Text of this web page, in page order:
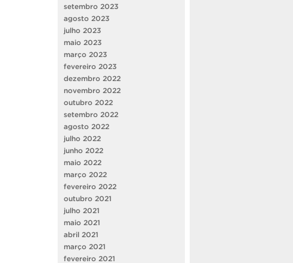
setembro 2023
agosto 2023
julho 2023
maio 2023
março 2023
fevereiro 2023
dezembro 2022
novembro 2022
outubro 2022
setembro 2022
agosto 2022
julho 2022
junho 2022
maio 2022
março 2022
fevereiro 2022
outubro 2021
julho 2021
maio 2021
abril 2021
março 2021
fevereiro 2021